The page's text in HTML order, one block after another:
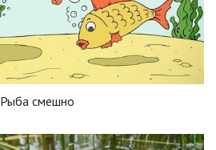
Рыба смешно